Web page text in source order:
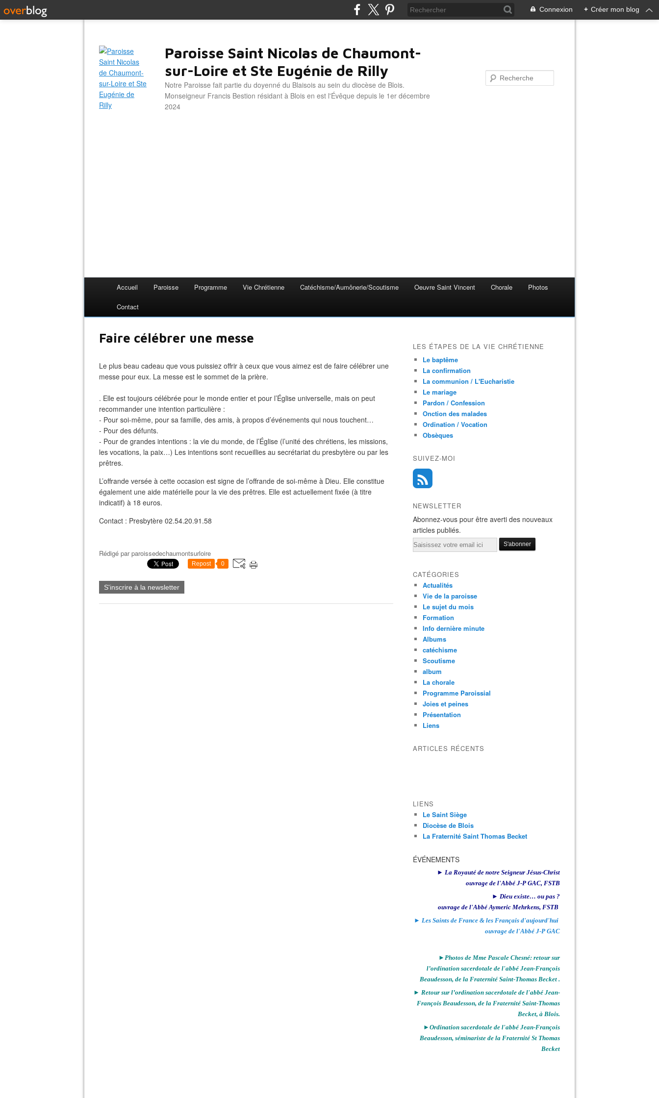
Connexion + Créer mon blog
Paroisse Saint Nicolas de Chaumont-
sur-Loire et Ste Eugénie de Rilly
Notre Paroisse fait partie du doyenné du Blaisois au sein du diocèse de Blois.
Monseigneur Francis Bestion résidant à Blois en est l'Évêque depuis le 1er décembre
2024
Accueil Paroisse Programme Vie Chrétienne Catéchisme/Aumônerie/Scoutisme Oeuvre Saint Vincent Chorale Photos
Contact
Faire célébrer une messe
Le plus beau cadeau que vous puissiez offrir à ceux que vous aimez est de faire célébrer une
messe pour eux. La messe est le sommet de la prière.
. Elle est toujours célébrée pour le monde entier et pour l’Église universelle, mais on peut
recommander une intention particulière :
- Pour soi-même, pour sa famille, des amis, à propos d’événements qui nous touchent…
- Pour des défunts.
- Pour de grandes intentions : la vie du monde, de l’Église (l’unité des chrétiens, les missions,
les vocations, la paix…) Les intentions sont recueillies au secrétariat du presbytère ou par les
prêtres.
L’offrande versée à cette occasion est signe de l’offrande de soi-même à Dieu. Elle constitue
également une aide matérielle pour la vie des prêtres. Elle est actuellement fixée (à titre
indicatif) à 18 euros.
Contact : Presbytère 02.54.20.91.58
Rédigé parparoissedechaumontsurloire
Repost 0
S'inscrire à la newsletter
LES ÉTAPES DE LA VIE CHRÉTIENNE
Le baptême
La confirmation
La communion / L'Eucharistie
Le mariage
Pardon / Confession
Onction des malades
Ordination / Vocation
Obsèques
SUIVEZ-MOI
NEWSLETTER
Abonnez-vous pour être averti des nouveaux
articles publiés.
Email
CATÉGORIES
Actualités
Vie de la paroisse
Le sujet du mois
Formation
Info dernière minute
Albums
catéchisme
Scoutisme
album
La chorale
Programme Paroissial
Joies et peines
Présentation
Liens
ARTICLES RÉCENTS
LIENS
Le Saint Siège
Diocèse de Blois
La Fraternité Saint Thomas Becket
ÉVÉNEMENTS
► La Royauté de notre Seigneur Jésus-Christ
ouvrage de l'Abbé J-P GAC, FSTB
► Dieu existe… ou pas ?
ouvrage de l'Abbé Aymeric Mehrkens, FSTB
► Les Saints de France & les Français d'aujourd'hui
ouvrage de l'Abbé J-P GAC
►Photos de Mme Pascale Chesné: retour sur
l’ordination sacerdotale de l'abbé Jean-François
Beaudesson, de la Fraternité Saint-Thomas Becket .
► Retour sur l’ordination sacerdotale de l'abbé Jean-
François Beaudesson, de la Fraternité Saint-Thomas
Becket, à Blois.
►Ordination sacerdotale de l'abbé Jean-François
Beaudesson, séminariste de la Fraternité St Thomas
Becket